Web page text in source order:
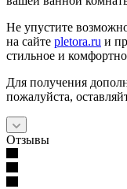
Не упустите
на сайте pletora.ru и
стильное и
Для получения
пожалуйста,
Отзывы